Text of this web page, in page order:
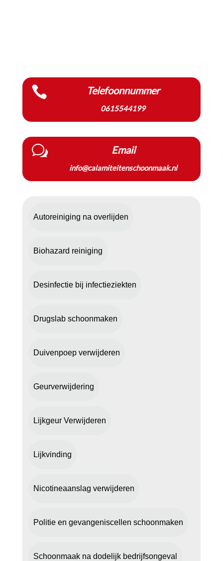
 Telefoonnummer
0615544199
w Email
info@calamiteitenschoonmaak.nl
Autoreiniging na overlijden
Biohazard reiniging
Desinfectie bij infectieziekten
Drugslab schoonmaken
Duivenpoep verwijderen
Geurverwijdering
Lijkgeur Verwijderen
Lijkvinding
Nicotineaanslag verwijderen
Politie en gevangeniscellen schoonmaken
Schoonmaak na dodelijk bedrijfsongeval